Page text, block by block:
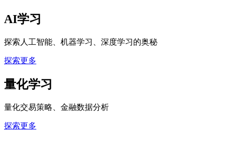
AI学习
探索人工智能、机器学习、深度学习的奥秘
探索更多
量化学习
量化交易策略、金融数据分析
探索更多